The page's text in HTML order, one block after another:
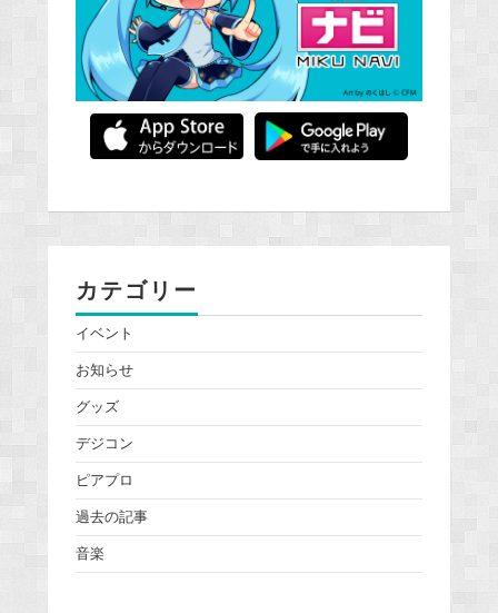
カテゴリー
イベント
お知らせ
グッズ
デジコン
ピアプロ
過去の記事
音楽